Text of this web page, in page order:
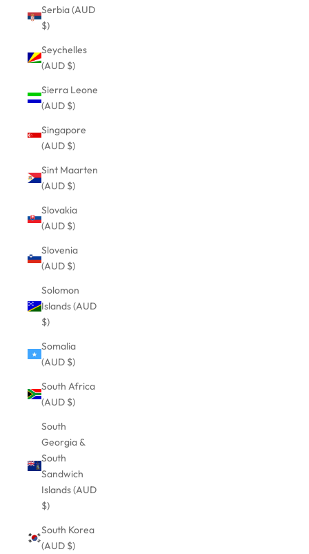
Serbia (AUD
$)
Seychelles
(AUD $)
Sierra Leone
(AUD $)
Singapore
(AUD $)
Sint Maarten
(AUD $)
Slovakia
(AUD $)
Slovenia
(AUD $)
Solomon
Islands (AUD
$)
Somalia
(AUD $)
South Africa
(AUD $)
South
Georgia &
South
Sandwich
Islands (AUD
$)
South Korea
(AUD $)